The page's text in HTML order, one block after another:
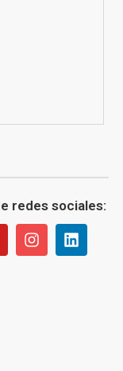
redes sociales: